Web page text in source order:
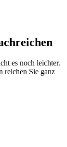
es noch leichter.
reichen Sie ganz